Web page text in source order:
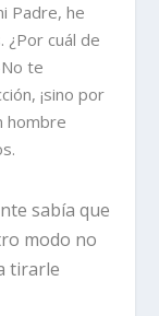
Padre, he
¿Por cuál de
te
¡sino por
hombre
sabía que
modo no
tirarle